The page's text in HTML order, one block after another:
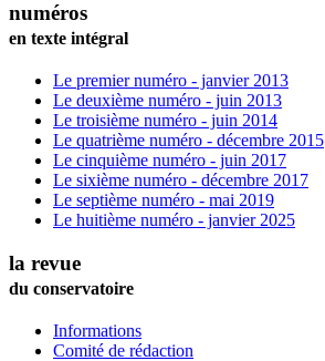
numéros
en texte intégral
Le premier numéro - janvier 2013
Le deuxième numéro - juin 2013
Le troisième numéro - juin 2014
Le quatrième numéro - décembre 2015
Le cinquième numéro - juin 2017
Le sixième numéro - décembre 2017
Le septième numéro - mai 2019
Le huitième numéro - janvier 2025
la revue
du conservatoire
Informations
Comité de rédaction